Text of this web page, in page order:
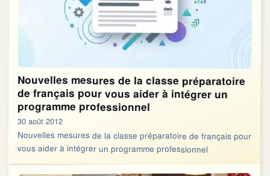
Nouvelles mesures de la classe préparatoire
de français pour vous aider à intégrer un
programme professionnel
30 août 2012
Nouvelles mesures de la classe préparatoire de français pour
vous aider à intégrer un programme professionnel